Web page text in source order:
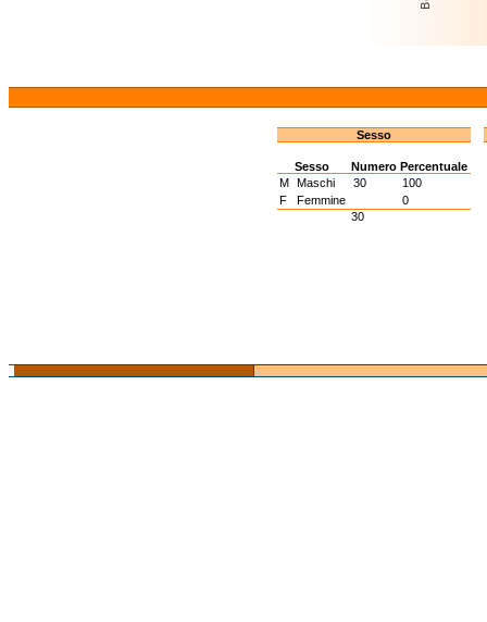
Sesso
Sesso Numero Percentuale
M Maschi 30
100
F
Femmine
0
30